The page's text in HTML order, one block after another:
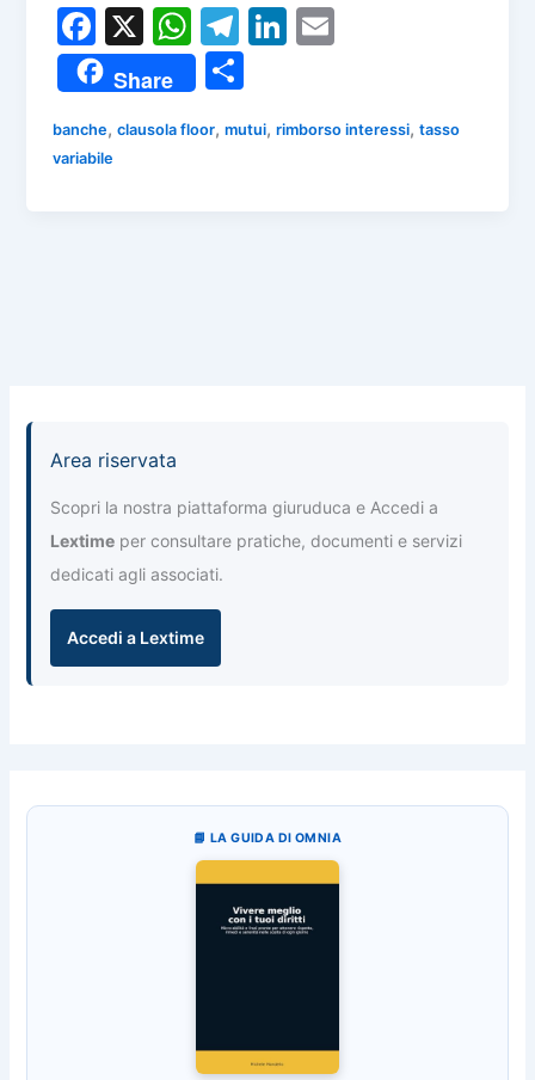
F
a
c
e
b
X
W
h
at
s
T
el
e
gr
Li
e l
Share
n
banche,clausola floor,mutui,rimborso interessi,tasso
variabile
Area riservata
Scopri la nostra piattaforma giuruduca e Accedi a
Lextime per consultare pratiche, documenti e servizi
dedicati agli associati.
Accedi a Lextime
📘 LA GUIDA DI OMNIA